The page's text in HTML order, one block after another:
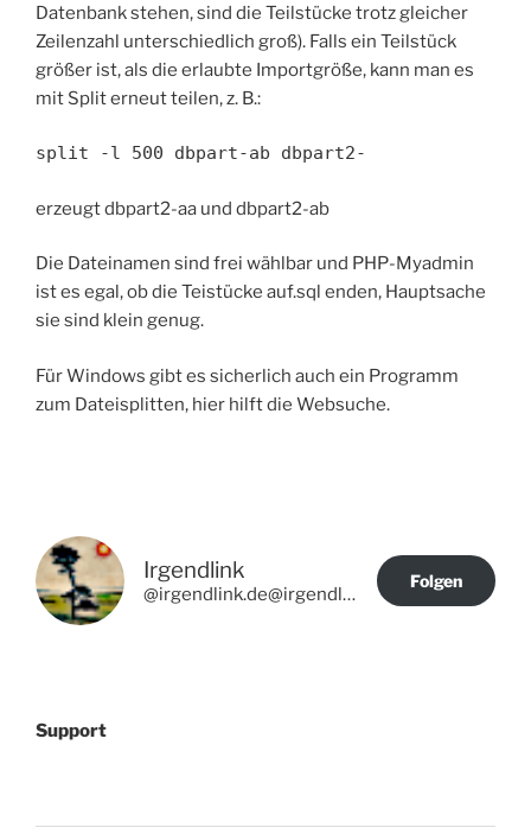
Datenbank stehen, sind die Teilstücke trotz gleicher
Zeilenzahl unterschiedlich groß). Falls ein Teilstück
größer ist, als die erlaubte Importgröße, kann man es
mit Split erneut teilen, z. B.:
split -l 500 dbpart-ab dbpart2-
erzeugt dbpart2-aa und dbpart2-ab
Die Dateinamen sind frei wählbar und PHP-Myadmin
ist es egal, ob die Teistücke auf.sql enden, Hauptsache
sie sind klein genug.
Für Windows gibt es sicherlich auch ein Programm
zum Dateisplitten, hier hilft die Websuche.
Irgendlink
@irgendlink.de@irgendlink.de
Folgen
Support